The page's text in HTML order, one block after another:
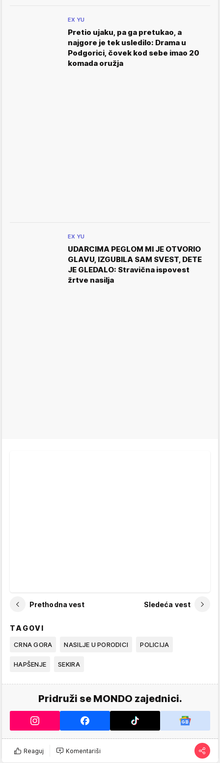
EX YU
Pretio ujaku, pa ga pretukao, a
najgore je tek usledilo: Drama u
Podgorici, čovek kod sebe imao 20
komada oružja
EX YU
UDARCIMA PEGLOM MI JE OTVORIO
GLAVU, IZGUBILA SAM SVEST, DETE
JE GLEDALO: Stravična ispovest
žrtve nasilja
Prethodna vest Sledeća vest
TAGOVI
CRNA GORA NASILJE U PORODICI POLICIJA
HAPŠENJE SEKIRA
Pridruži se MONDO zajednici.
Reaguj Komentariši